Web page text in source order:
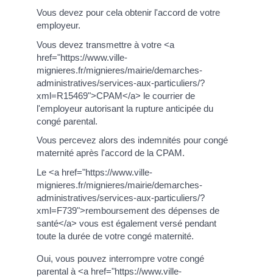
Vous devez pour cela obtenir l'accord de votre
employeur.
Vous devez transmettre à votre <a
href="https://www.ville-
mignieres.fr/mignieres/mairie/demarches-
administratives/services-aux-particuliers/?
xml=R15469">CPAM</a> le courrier de
l'employeur autorisant la rupture anticipée du
congé parental.
Vous percevez alors des indemnités pour congé
maternité après l'accord de la CPAM.
Le <a href="https://www.ville-
mignieres.fr/mignieres/mairie/demarches-
administratives/services-aux-particuliers/?
xml=F739">remboursement des dépenses de
santé</a> vous est également versé pendant
toute la durée de votre congé maternité.
Oui, vous pouvez interrompre votre congé
parental à <a href="https://www.ville-